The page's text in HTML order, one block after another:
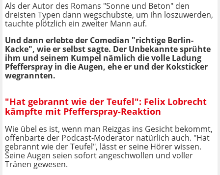
Als der Autor des Romans "Sonne und Beton" den
dreisten Typen dann wegschubste, um ihn loszuwerden,
tauchte plötzlich ein zweiter Mann auf.
Und dann erlebte der Comedian "richtige Berlin-
Kacke", wie er selbst sagte. Der Unbekannte sprühte
ihm und seinem Kumpel nämlich die volle Ladung
Pfefferspray in die Augen, ehe er und der Koksticker
wegrannten.
"Hat gebrannt wie der Teufel": Felix Lobrecht
kämpfte mit Pfefferspray-Reaktion
Wie übel es ist, wenn man Reizgas ins Gesicht bekommt,
offenbarte der Podcast-Moderator natürlich auch. "Hat
gebrannt wie der Teufel", lässt er seine Hörer wissen.
Seine Augen seien sofort angeschwollen und voller
Tränen gewesen.